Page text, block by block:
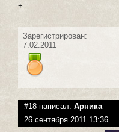
+
Зарегистрирован:
7.02.2011
#18 написал: Арника
26 сентября 2011 13:36